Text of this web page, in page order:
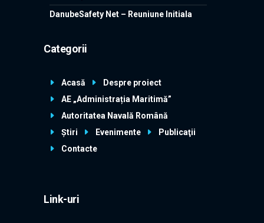
DanubeSafety Net – Reuniune Initiala
Categorii
Acasă
Despre proiect
AE „Administrația Maritimă”
Autoritatea Navală Română
Știri
Evenimente
Publicaţii
Contacte
Link-uri